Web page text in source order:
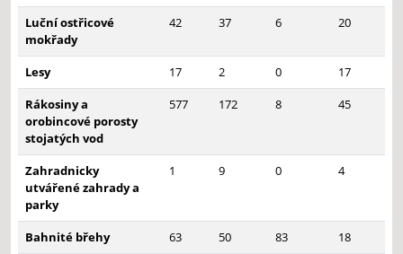
Luční ostřicové
mokřady
42 37 6 20
Lesy 17 2 0
17
Rákosiny a
orobincové porosty
stojatých vod
577 172 8 45
Zahradnicky
utvářené zahrady a
parky
1 9 0 4
Bahnité břehy 63 50 83
18